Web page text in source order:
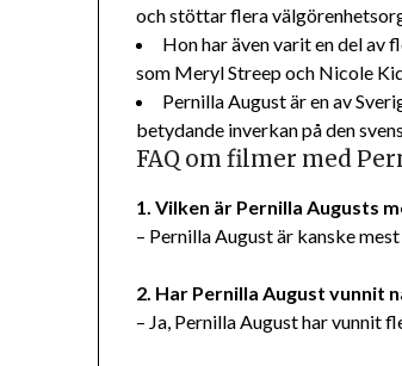
och stöttar flera
Hon har även varit en del av
som Meryl Streep och Nicole
Pernilla August är en av
betydande inverkan på den
FAQ om filmer med
1. Vilken är Pernilla Augusts
– Pernilla August är kanske
2. Har Pernilla August vunnit
– Ja, Pernilla August har vunnit